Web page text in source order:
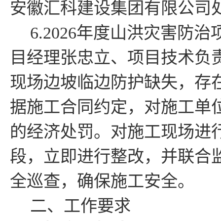
安徽汇科建设集团有限公司
6.2026年度山洪灾害防
目经理张忠立、项目技术
现场边坡临边防护缺失，存
据施工合同约定，对施工单
的经济处罚。对施工现场进
段，立即进行整改，并联合
全巡查，确保施工安全。
二、工作要求